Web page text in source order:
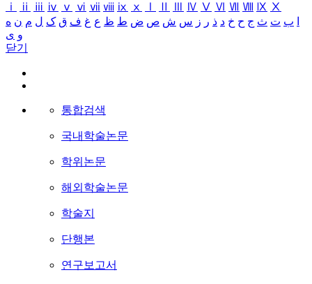
ⅰ
ⅱ ⅲ ⅳ ⅴ ⅵ ⅶ ⅷ ⅸ ⅹ Ⅳ Ⅴ Ⅵ Ⅶ Ⅷ Ⅸ Ⅹ
ب ت ث ج ح خ د ذ ر ز س ش ص ض ط ظ ع غ ف ق ک ل م ن ه
و ی
닫기
통합검색
국내학술논문
학위논문
해외학술논문
학술지
단행본
연구보고서